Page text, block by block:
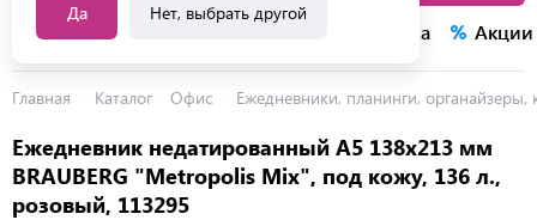
Да Нет, выбрать другой
Каталог услуг Распродажа Акции
Главная Каталог Офис Ежедневники, планинги, органайзеры,
Ежедневник недатированный А5 138х213 мм
BRAUBERG "Metropolis Mix", под кожу, 136 л.,
розовый, 113295